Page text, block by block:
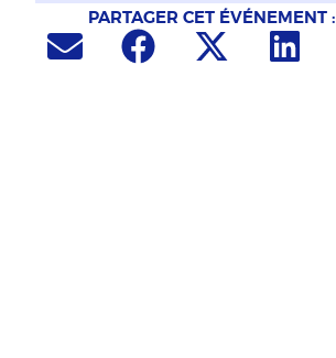
PARTAGER CET ÉVÉNEMENT :